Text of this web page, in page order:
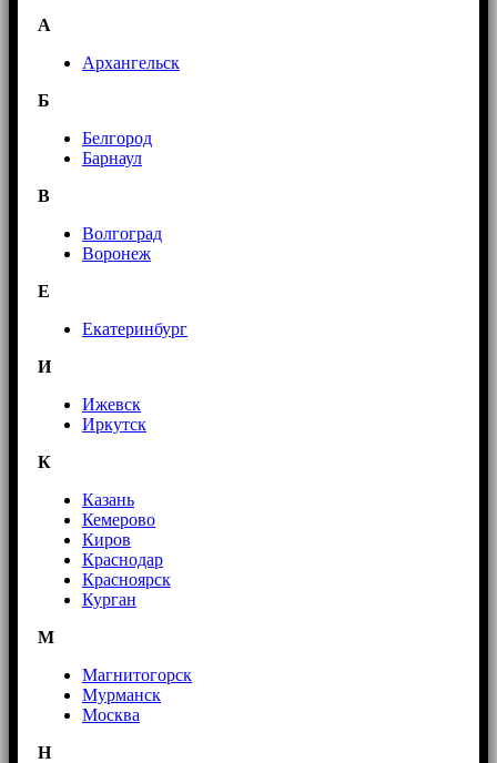
А
Архангельск
Б
Белгород
Барнаул
В
Волгоград
Воронеж
E
Екатеринбург
И
Ижевск
Иркутск
К
Казань
Кемерово
Киров
Краснодар
Красноярск
Курган
М
Магнитогорск
Мурманск
Москва
Н